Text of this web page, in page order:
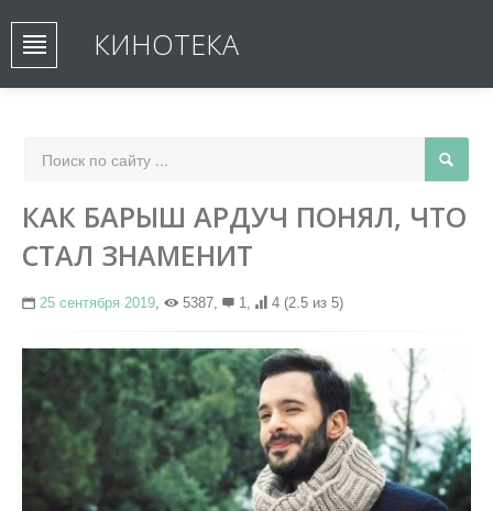
КИНОТЕКА
КАК БАРЫШ АРДУЧ ПОНЯЛ, ЧТО
СТАЛ ЗНАМЕНИТ
25 сентября 2019, 5387, 1, 4 (2.5 из 5)